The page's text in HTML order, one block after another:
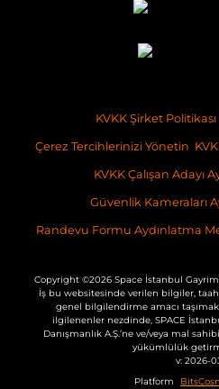
KVKK Şirket Politikası
Çerez Tercihlerinizi Yönetin
KVKK Çalışan Adayı
Güvenlik Kameraları
Randevu Formu Aydınlatma
Copyright ©2026 Space İstanbul
İş bu websitesinde verilen bilgiler,
genel bilgilendirme amacı
ilgilenenler nezdinde, SPACE
Danışmanlık A.Ş.’ne ve/veya mal
yükümlülük
v: 2026-
Platform